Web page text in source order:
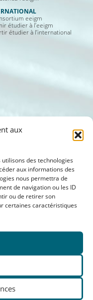
aux
des technologies
aux informations des
nous permettra de
de navigation ou les ID
ou de retirer son
certaines caractéristiques
eeigm
étudier à l’eeigm
étudier à l’international